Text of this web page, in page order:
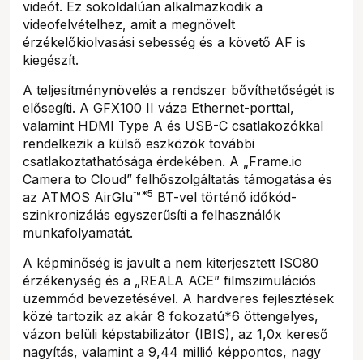
videót. Ez sokoldalúan alkalmazkodik a
videofelvételhez, amit a megnövelt
érzékelőkiolvasási sebesség és a követő AF is
kiegészít.
A teljesítménynövelés a rendszer bővíthetőségét is
elősegíti. A GFX100 II váza Ethernet-porttal,
valamint HDMI Type A és USB-C csatlakozókkal
rendelkezik a külső eszközök további
csatlakoztathatósága érdekében. A „Frame.io
Camera to Cloud” felhőszolgáltatás támogatása és
az ATMOS AirGlu™*5 BT-vel történő időkód-
szinkronizálás egyszerűsíti a felhasználók
munkafolyamatát.
A képminőség is javult a nem kiterjesztett ISO80
érzékenység és a „REALA ACE” filmszimulációs
üzemmód bevezetésével. A hardveres fejlesztések
közé tartozik az akár 8 fokozatú*6 öttengelyes,
vázon belüli képstabilizátor (IBIS), az 1,0x kereső
nagyítás, valamint a 9,44 millió képpontos, nagy